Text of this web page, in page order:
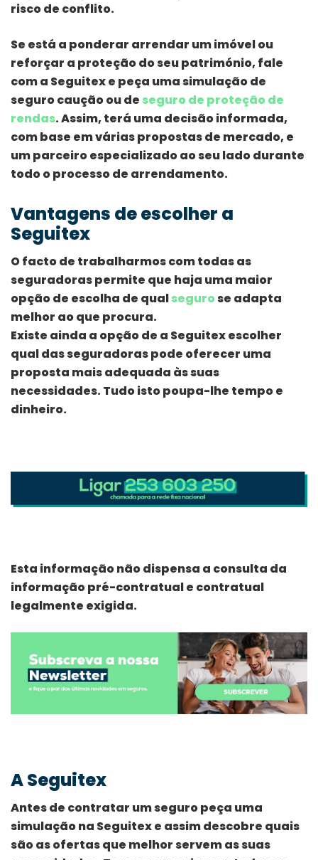
risco de conflito.
Se está a ponderar arrendar um imóvel ou
reforçar a proteção do seu património, fale
com a Seguitex e peça uma simulação de
seguro caução ou de seguro de proteção de
rendas. Assim, terá uma decisão informada,
com base em várias propostas de mercado, e
um parceiro especializado ao seu lado durante
todo o processo de arrendamento.
Vantagens de escolher a
Seguitex
O facto de trabalharmos com todas as
seguradoras permite que haja uma maior
opção de escolha de qualsegurose adapta
melhor ao que procura.
Existe ainda a opção de a Seguitex escolher
qual das seguradoras pode oferecer uma
proposta mais adequada às suas
necessidades. Tudo isto poupa-lhe tempo e
dinheiro.
Esta informação não dispensa a consulta da
informação pré-contratual e contratual
legalmente exigida.
A Seguitex
Antes de contratar um seguro peça uma
simulação na Seguitex e assim descobre quais
são as ofertas que melhor servem as suas